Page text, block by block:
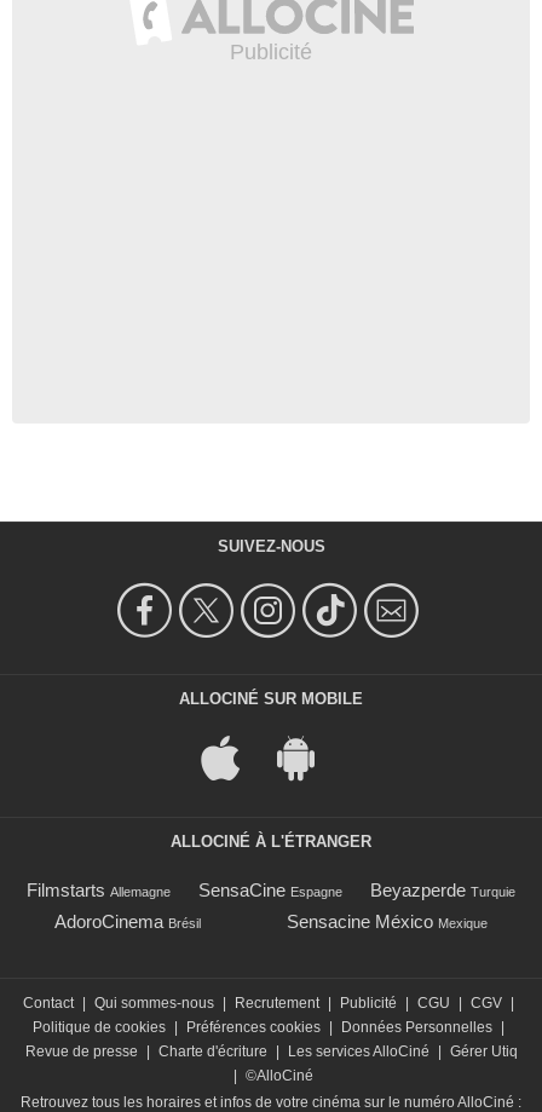
SUIVEZ-NOUS
ALLOCINÉ SUR MOBILE
ALLOCINÉ À L'ÉTRANGER
Filmstarts Allemagne SensaCine Espagne Beyazperde Turquie
AdoroCinema Brésil Sensacine México Mexique
Contact | Qui sommes-nous | Recrutement | Publicité | CGU | CGV |
Politique de cookies | Préférences cookies | Données Personnelles |
Revue de presse
| Charte d'écriture | Les services AlloCiné | Gérer Utiq
| ©AlloCiné
Retrouvez tous les horaires et infos de votre cinéma sur le numéro AlloCiné :